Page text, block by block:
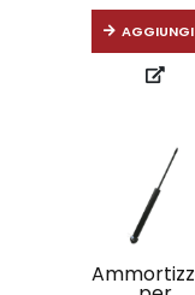
AGGIUNGI